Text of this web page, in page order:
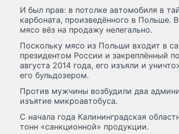
И был прав: в потолке автомобиля в
карбоната, произведённого в Польше.
мясо вёз на продажу нелегально.
Поскольку мясо из Польши входит в
президентом России и закреплённый
августа 2014 года, его изъяли и
его бульдозером.
Против мужчины возбудили два
изъятие микроавтобуса.
С начала года Калининградская
тонн «санкционной» продукции.